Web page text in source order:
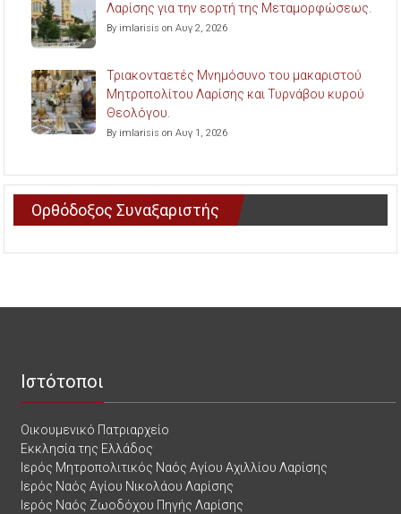
Λαρίσης για την εορτή της Μεταμορφώσεως.
By imlarisis on Αυγ 2, 2026
Τριακονταετές Μνημόσυνο του μακαριστού
Μητροπολίτου Λαρίσης και Τυρνάβου κυρού
Θεολόγου.
By imlarisis on Αυγ 1, 2026
Ορθόδοξος Συναξαριστής
Ιστότοποι
Οικουμενικό Πατριαρχείο
Εκκλησία της Ελλάδος
Ιερός Μητροπολιτικός Ναός Αγίου Αχιλλίου Λαρίσης
Ιερός Ναός Αγίου Νικολάου Λαρίσης
Ιερός Ναός Ζωοδόχου Πηγής Λαρίσης